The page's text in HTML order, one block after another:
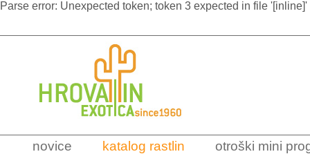
Parse error: Unexpected token; token 3 expected in file
novice katalog rastlin otroški mini